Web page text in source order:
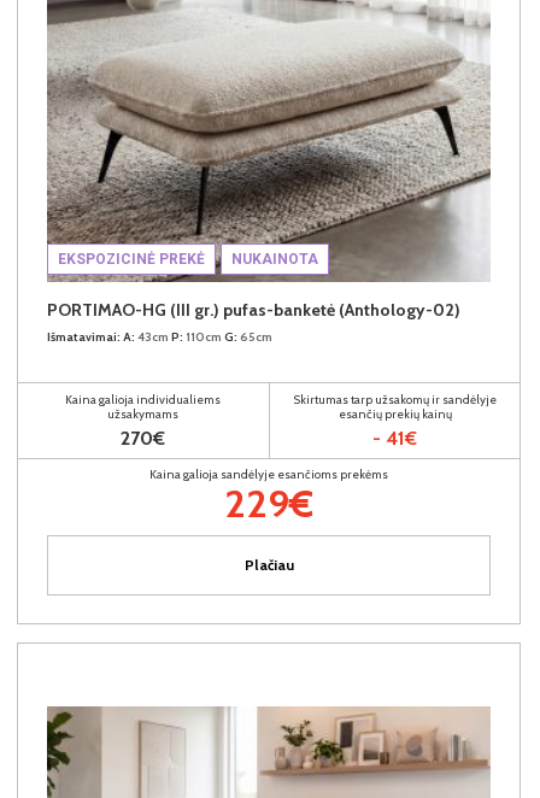
EKSPOZICINĖ PREKĖ NUKAINOTA
PORTIMAO-HG (III gr.) pufas-banketė (Anthology-02)
Išmatavimai: A: 43cm P: 110cm G: 65cm
Kaina galioja individualiems
užsakymams
270€
Skirtumas tarp užsakomų ir sandėlyje
esančių prekių kainų
- 41€
Kaina galioja sandėlyje esančioms prekėms
229€
Plačiau